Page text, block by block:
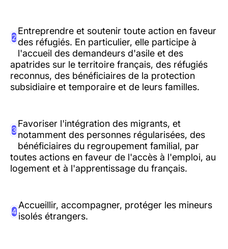
2
Entreprendre et soutenir toute action en faveur
des réfugiés. En particulier, elle participe à
l'accueil des demandeurs d'asile et des
apatrides sur le territoire français, des réfugiés
reconnus, des bénéficiaires de la protection
subsidiaire et temporaire et de leurs familles.
3
Favoriser l'intégration des migrants, et
notamment des personnes régularisées, des
bénéficiaires du regroupement familial, par
toutes actions en faveur de l'accès à l'emploi, au
logement et à l'apprentissage du français.
4
Accueillir, accompagner, protéger les mineurs
isolés étrangers.